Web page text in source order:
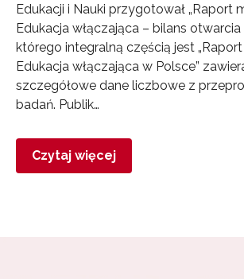
Edukacji i Nauki przygotował „Raport
Edukacja włączająca – bilans otwarcia
którego integralną częścią jest
Edukacja włączająca w Polsce”
szczegółowe dane liczbowe z
badań. Publik…
Czytaj więcej